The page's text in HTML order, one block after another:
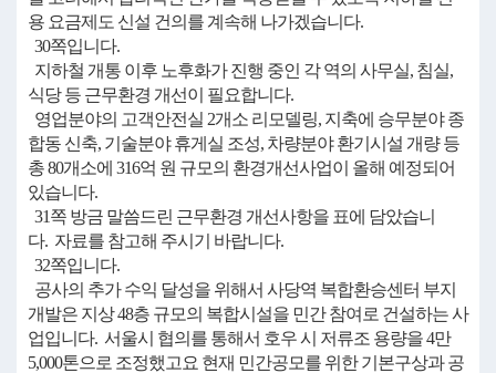
용 요금제도 신설 건의를 계속해 나가겠습니다.
30쪽입니다.
지하철 개통 이후 노후화가 진행 중인 각 역의 사무실, 침실,
식당 등 근무환경 개선이 필요합니다.
영업분야의 고객안전실 2개소 리모델링, 지축에 승무분야 종
합동 신축, 기술분야 휴게실 조성, 차량분야 환기시설 개량 등
총 80개소에 316억 원 규모의 환경개선사업이 올해 예정되어
있습니다.
31쪽 방금 말씀드린 근무환경 개선사항을 표에 담았습니
다. 자료를 참고해 주시기 바랍니다.
32쪽입니다.
공사의 추가 수익 달성을 위해서 사당역 복합환승센터 부지
개발은 지상 48층 규모의 복합시설을 민간 참여로 건설하는 사
업입니다. 서울시 협의를 통해서 호우 시 저류조 용량을 4만
5,000톤으로 조정했고요 현재 민간공모를 위한 기본구상과 공